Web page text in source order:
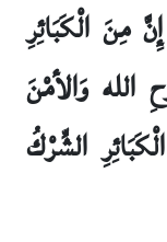
مِنَ الْكَبَائِرِ
الله وَالأمْنَ
الشِّرْكُ